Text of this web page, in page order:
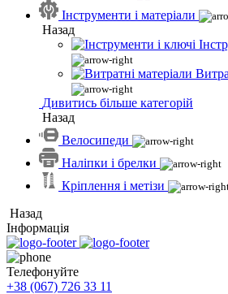
Інструменти і матеріали
Назад
Дивитись більше категорій
Назад
Велосипеди
Наліпки і брелки
Кріплення і метізи
Назад
Інформація
Телефонуйте
+38 (067) 726 33 11